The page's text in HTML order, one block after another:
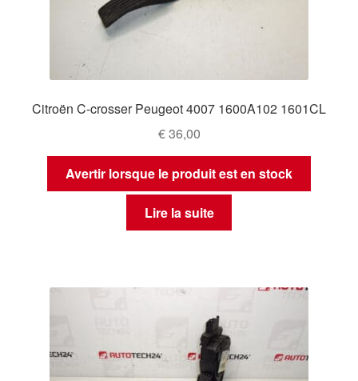
Citroën C-crosser Peugeot 4007 1600A102 1601CL
€36,00
Avertir lorsque le produit est en stock
Lire la suite